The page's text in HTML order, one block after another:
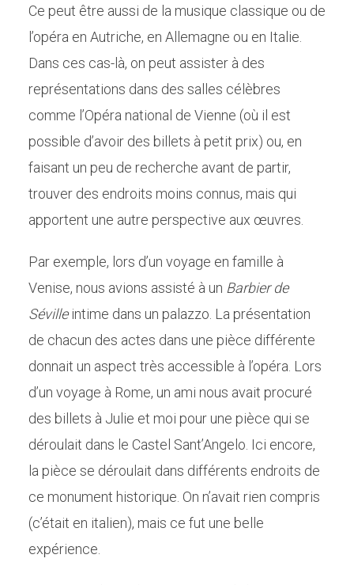
Ce peut être aussi de la musique classique ou de
l’opéra en Autriche, en Allemagne ou en Italie.
Dans ces cas-là, on peut assister à des
représentations dans des salles célèbres
comme l’Opéra national de Vienne (où il est
possible d’avoir des billets à petit prix) ou, en
faisant un peu de recherche avant de partir,
trouver des endroits moins connus, mais qui
apportent une autre perspective aux œuvres.
Par exemple, lors d’un voyage en famille à
Venise, nous avions assisté à un Barbier de
Sévilleintime dans un palazzo. La présentation
de chacun des actes dans une pièce différente
donnait un aspect très accessible à l’opéra. Lors
d’un voyage à Rome, un ami nous avait procuré
des billets à Julie et moi pour une pièce qui se
déroulait dans le Castel Sant’Angelo. Ici encore,
la pièce se déroulait dans différents endroits de
ce monument historique. On n’avait rien compris
(c’était en italien), mais ce fut une belle
expérience.